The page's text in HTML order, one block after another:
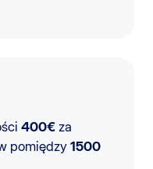
400€ za
pomiędzy1500